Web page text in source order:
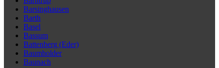
Barsinghausen
Barth
Basel
Bassum
Battenberg (Eder)
Baumholder
Baunach